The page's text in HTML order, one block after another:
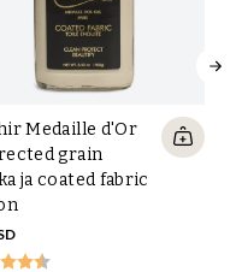
Medaille d'Or
grain
ja coated fabric